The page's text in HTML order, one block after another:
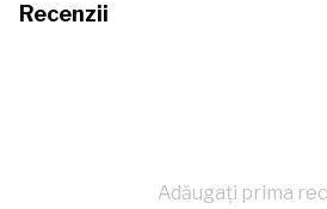
Recenzii
Adăugați prima